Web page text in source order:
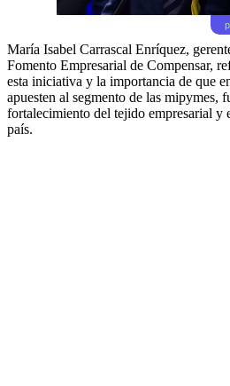
María Isabel Carrascal Enríquez,
Fomento Empresarial de Compensar,
esta iniciativa y la importancia de que
apuesten al segmento de las mipymes,
fortalecimiento del tejido empresarial y
país.